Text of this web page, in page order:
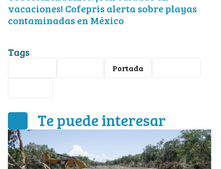
vacaciones! Cofepris alerta sobre playas
contaminadas en México
Tags
Portada
Te puede interesar